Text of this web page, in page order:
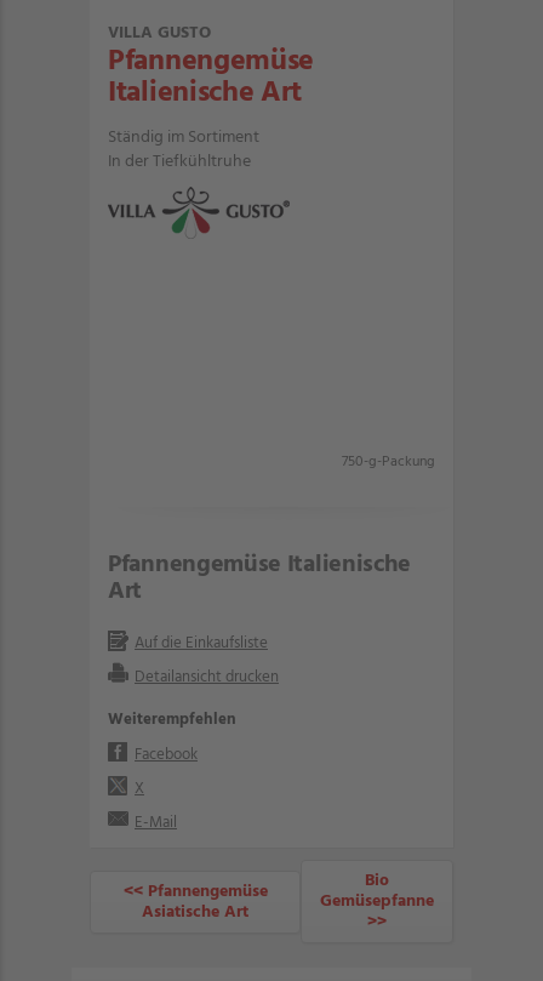
VILLA GUSTO
Pfannengemüse
Italienische Art
Ständig im Sortiment
In der Tiefkühltruhe
750-g-Packung
Pfannengemüse Italienische
Art
Auf die Einkaufsliste
Detailansicht drucken
Weiterempfehlen
Facebook
X
E-Mail
<< Pfannengemüse
Asiatische Art
Bio
Gemüsepfanne
>>